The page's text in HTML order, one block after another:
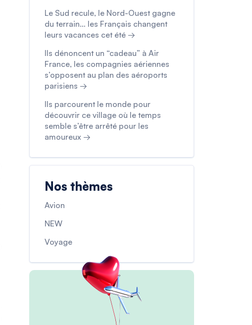
Le Sud recule, le Nord-Ouest gagne
du terrain… les Français changent
leurs vacances cet été →
Ils dénoncent un “cadeau” à Air
France, les compagnies aériennes
s’opposent au plan des aéroports
parisiens →
Ils parcourent le monde pour
découvrir ce village où le temps
semble s’être arrêté pour les
amoureux →
Nos thèmes
Avion
NEW
Voyage